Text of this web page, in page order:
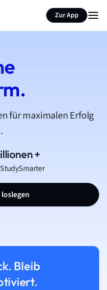
Zur App
für maximalen Erfolg
+
Bleib